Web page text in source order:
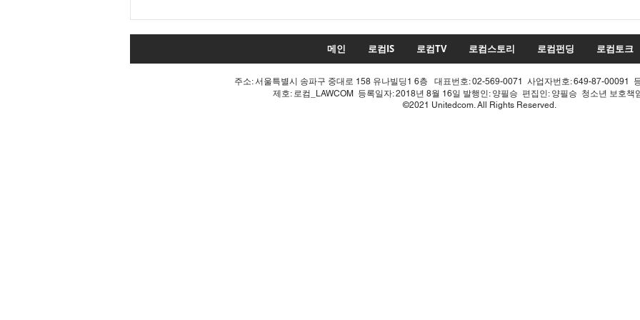
공 불꽃!
적 쇄신으론 어림없다!
메인 로컴IS 로컴TV 로컴스토리 로컴펀딩 로컴토크
주소: 서울특별시 송파구 중대로 158 유나빌딩1 6층 대표번호: 02-569-0071 사업자번호: 649-87-00091
제호: 로컴_LAWCOM 등록일자: 2018년 8월 16일 발행인: 양필승 편집인: 양필승 청소년 보호
©2021 Unitedcom. All Rights Reserved.